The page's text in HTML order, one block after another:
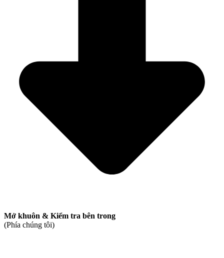
Mở khuôn & Kiểm tra bên trong
(Phía chúng tôi)